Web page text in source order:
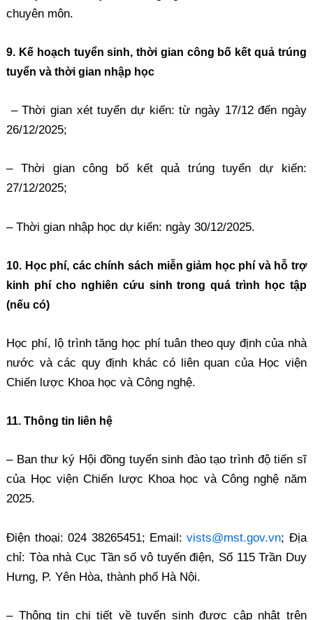
chuyên môn.
9. Kế hoạch tuyển sinh, thời gian công bố kết quả trúng
tuyển và thời gian nhập học
– Thời gian xét tuyển dự kiến: từ ngày 17/12 đến ngày
26/12/2025;
– Thời gian công bố kết quả trúng tuyển dự kiến:
27/12/2025;
– Thời gian nhập học dự kiến: ngày 30/12/2025.
10. Học phí, các chính sách miễn giảm học phí và hỗ trợ
kinh phí cho nghiên cứu sinh trong quá trình học tập
(nếu có)
Học phí, lộ trình tăng học phí tuân theo quy định của nhà
nước và các quy định khác có liên quan của Học viện
Chiến lược Khoa học và Công nghệ.
11. Thông tin liên hệ
– Ban thư ký Hội đồng tuyển sinh đào tạo trình độ tiến sĩ
của Học viện Chiến lược Khoa học và Công nghệ năm
2025.
Điện thoại: 024 38265451; Email:vists@mst.gov.vn; Địa
chỉ: Tòa nhà Cục Tần số vô tuyến điện, Số 115 Trần Duy
Hưng, P. Yên Hòa, thành phố Hà Nội.
– Thông tin chi tiết về tuyển sinh được cập nhật trên